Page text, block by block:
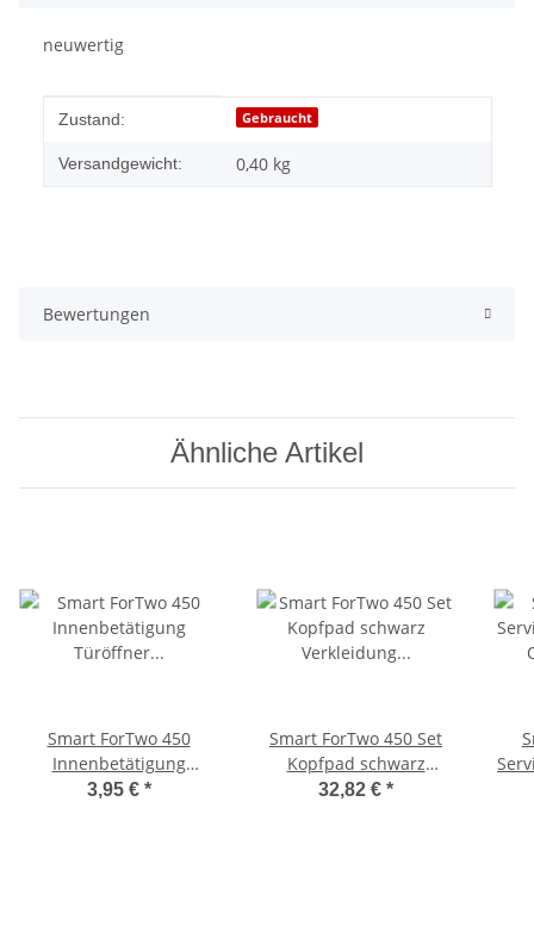
neuwertig
Produkteigenschaft
Wert
Zustand: Gebraucht
Versandgewicht: 0,40 kg
Bewertungen
Ähnliche Artikel
Smart ForTwo 450
Innenbetätigung
Türöffner Türgriff rechts
3,95 € *
Smart ForTwo 450 Set
Kopfpad schwarz
Verkleidung
32,82 € *